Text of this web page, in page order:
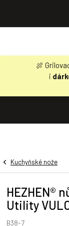
obsah
🍖
i
Kuchyňské nože
HEZHEN®
Utility
B38-7